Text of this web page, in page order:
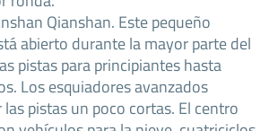
Qianshan. Este pequeño
abierto durante la mayor parte del
pistas para principiantes hasta
Los esquiadores avanzados
pistas un poco cortas. El centro